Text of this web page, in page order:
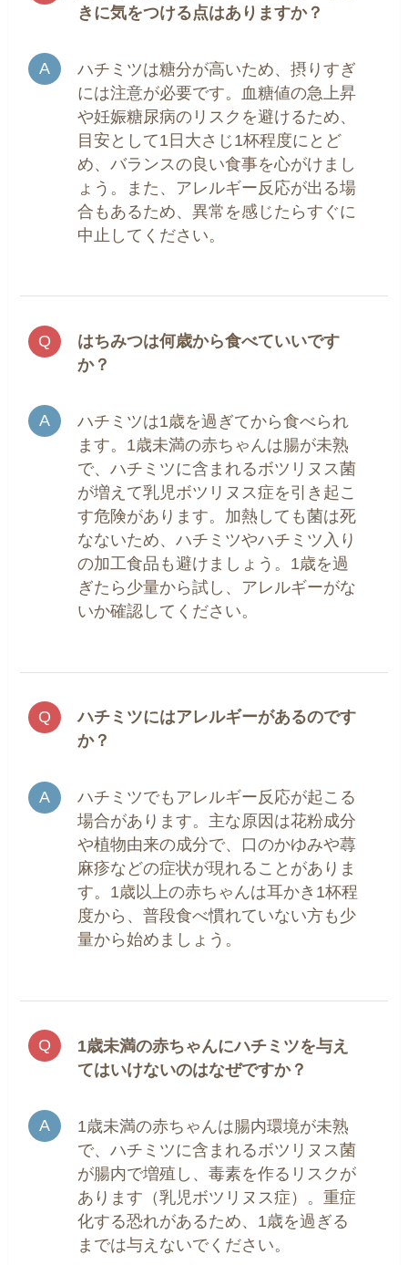
きに気をつける点はありますか？
ハチミツは糖分が高いため、摂りすぎ
には注意が必要です。血糖値の急上昇
や妊娠糖尿病のリスクを避けるため、
目安として1日大さじ1杯程度にとど
め、バランスの良い食事を心がけまし
ょう。また、アレルギー反応が出る場
合もあるため、異常を感じたらすぐに
中止してください。
はちみつは何歳から食べていいです
か？
ハチミツは1歳を過ぎてから食べられ
ます。1歳未満の赤ちゃんは腸が未熟
で、ハチミツに含まれるボツリヌス菌
が増えて乳児ボツリヌス症を引き起こ
す危険があります。加熱しても菌は死
なないため、ハチミツやハチミツ入り
の加工食品も避けましょう。1歳を過
ぎたら少量から試し、アレルギーがな
いか確認してください。
ハチミツにはアレルギーがあるのです
か？
ハチミツでもアレルギー反応が起こる
場合があります。主な原因は花粉成分
や植物由来の成分で、口のかゆみや蕁
麻疹などの症状が現れることがありま
す。1歳以上の赤ちゃんは耳かき1杯程
度から、普段食べ慣れていない方も少
量から始めましょう。
1歳未満の赤ちゃんにハチミツを与え
てはいけないのはなぜですか？
1歳未満の赤ちゃんは腸内環境が未熟
で、ハチミツに含まれるボツリヌス菌
が腸内で増殖し、毒素を作るリスクが
あります（乳児ボツリヌス症）。重症
化する恐れがあるため、1歳を過ぎる
までは与えないでください。